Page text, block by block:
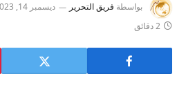
بواسطة فريق التحرير ديسمبر 14, 2023
2 دقائق